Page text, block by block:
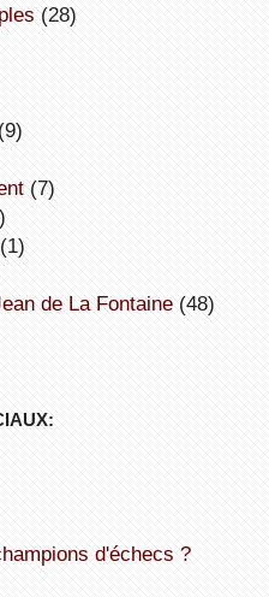
(28)
(9)
(7)
de La Fontaine(48)
d'échecs ?